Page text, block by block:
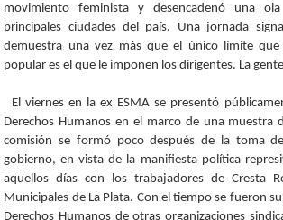
movimiento feminista y desencadenó una
principales ciudades del país. Una jornada
demuestra una vez más que el único límite
popular es el que le imponen los dirigentes. La
El viernes en la ex ESMA se presentó
Derechos Humanos en el marco de una muestra
comisión se formó poco después de la toma
gobierno, en vista de la manifiesta política
aquellos días con los trabajadores de Cresta
Municipales de La Plata. Con el tiempo se fueron
Derechos Humanos de otras organizaciones